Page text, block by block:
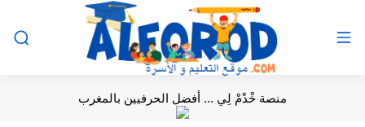
منصة خْدْمْ لِي ... أفضل الحرفيين بالمغرب